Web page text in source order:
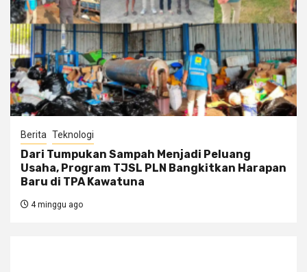
Berita Teknologi
Dari Tumpukan Sampah Menjadi Peluang
Usaha, Program TJSL PLN Bangkitkan Harapan
Baru di TPA Kawatuna
4 minggu ago